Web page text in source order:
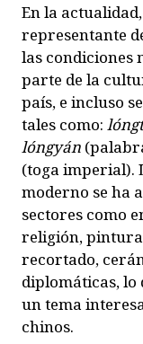
En la
representante
las condiciones
parte de la
país, e incluso
tales como: lóngt
lóngyán
(toga imperial).
moderno se ha
sectores como
religión,
recortado,
diplomáticas, lo
un tema
chinos.